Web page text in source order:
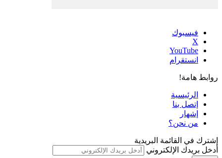
فيسبوك
‫X
‫YouTube
انستقرام
روابط هامة!
الرئيسية
إتصل بنا
إشهار
من نحن؟
إشترك في القائمة البريدية
أدخل بريدك الإلكتروني